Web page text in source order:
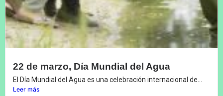
22 de marzo, Día Mundial del Agua
El Día Mundial del Agua es una celebración internacional de...
Leer más